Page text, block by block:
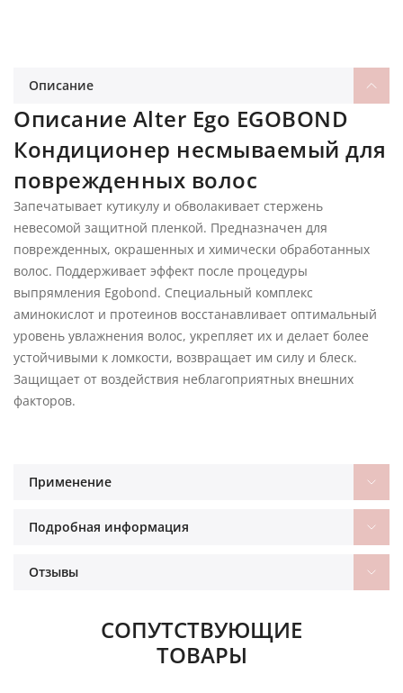
Описание
Описание Alter Ego EGOBOND
Кондиционер несмываемый для
поврежденных волос
Запечатывает кутикулу и обволакивает стержень
невесомой защитной пленкой. Предназначен для
поврежденных, окрашенных и химически обработанных
волос. Поддерживает эффект после процедуры
выпрямления Egobond. Специальный комплекс
аминокислот и протеинов восстанавливает оптимальный
уровень увлажнения волос, укрепляет их и делает более
устойчивыми к ломкости, возвращает им силу и блеск.
Защищает от воздействия неблагоприятных внешних
факторов.
Применение
Подробная информация
Отзывы
СОПУТСТВУЮЩИЕ
ТОВАРЫ